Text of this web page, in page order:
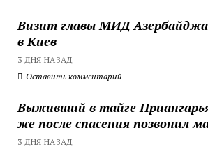
Визит главы МИД
в Киев
3 ДНЯ НАЗАД
Оставить комментарий
Выживший в тайге
же после спасения позвонил
3 ДНЯ НАЗАД